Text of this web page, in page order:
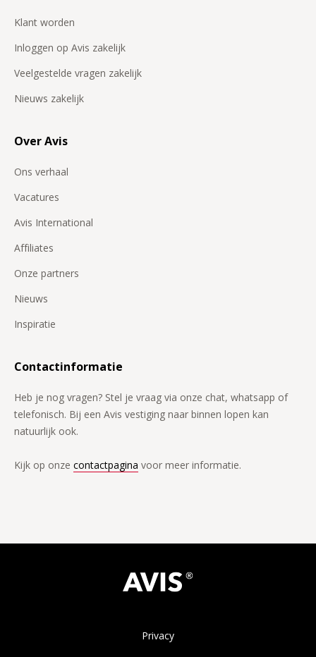
Klant worden
Inloggen op Avis zakelijk
Veelgestelde vragen zakelijk
Nieuws zakelijk
Over Avis
Ons verhaal
Vacatures
Avis International
Affiliates
Onze partners
Nieuws
Inspiratie
Contactinformatie
Heb je nog vragen? Stel je vraag via onze chat, whatsapp of
telefonisch. Bij een Avis vestiging naar binnen lopen kan
natuurlijk ook.
Kijk op onze contactpagina voor meer informatie.
Privacy